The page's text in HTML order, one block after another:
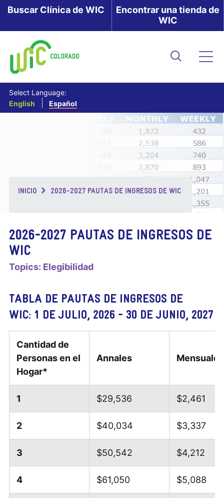
Skip
Buscar Clínica de WIC
Encontrar una tienda de
WIC
Select Language:
English
Español
Breadcrumb
INICIO 2026-2027 PAUTAS DE INGRESOS DE WIC
2026-2027 PAUTAS DE INGRESOS DE
WIC
Topics: Elegibilidad
TABLA DE PAUTAS DE INGRESOS DE
WIC: 1 DE JULIO, 2026 - 30 DE JUNIO, 2027
Cantidad de
Personas en el
Hogar*
Annales Mensuales
1 $29,536 $2,461
2 $40,034 $3,337
­­3 $50,542 $4,212
4 $61,050 $5,088